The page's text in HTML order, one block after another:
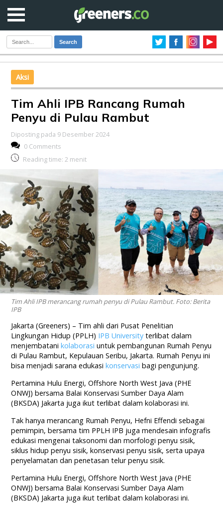
Search
Aksi
Tim Ahli IPB Rancang Rumah
Penyu di Pulau Rambut
Diposting pada 9 Desember 2024
0 Comments
Reading time: 2 menit
Tim Ahli IPB merancang rumah penyu di Pulau Rambut. Foto: Berita
IPB
Jakarta (Greeners) – Tim ahli dari Pusat Penelitian
Lingkungan Hidup (PPLH) IPB University terlibat dalam
menjembatanikolaborasi untuk pembangunan Rumah Penyu
di Pulau Rambut, Kepulauan Seribu, Jakarta. Rumah Penyu ini
bisa menjadi sarana edukasikonservasi bagi pengunjung.
Pertamina Hulu Energi, Offshore North West Java (PHE
ONWJ) bersama Balai Konservasi Sumber Daya Alam
(BKSDA) Jakarta juga ikut terlibat dalam kolaborasi ini.
Tak hanya merancang Rumah Penyu, Hefni Effendi sebagai
pemimpin, bersama tim PPLH IPB juga mendesain infografis
edukasi mengenai taksonomi dan morfologi penyu sisik,
siklus hidup penyu sisik, konservasi penyu sisik, serta upaya
penyelamatan dan penetasan telur penyu sisik.
Pertamina Hulu Energi, Offshore North West Java (PHE
ONWJ) bersama Balai Konservasi Sumber Daya Alam
(BKSDA) Jakarta juga ikut terlibat dalam kolaborasi ini.